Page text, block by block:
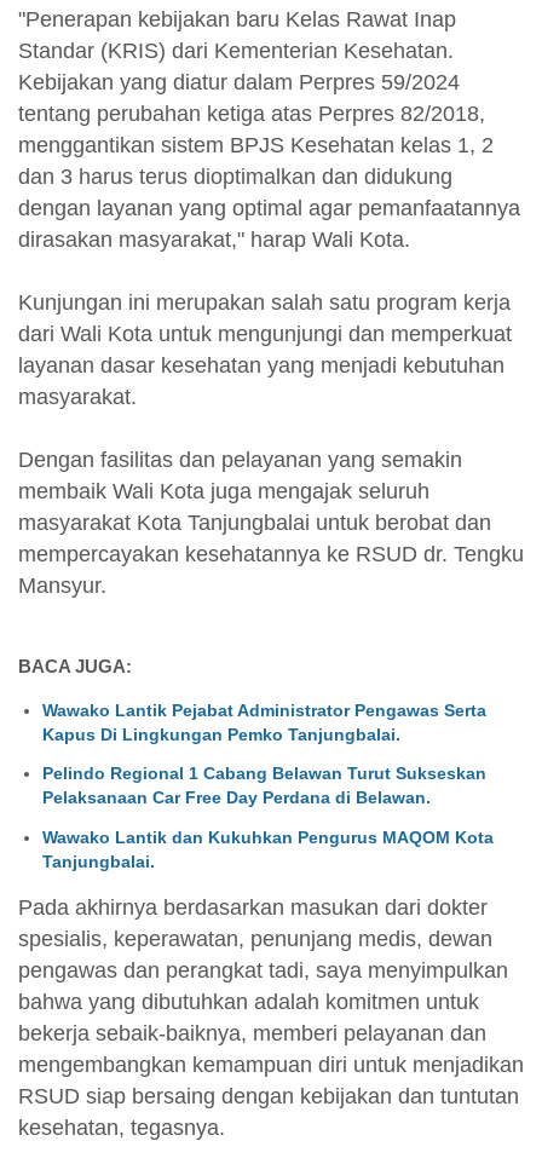
"Penerapan kebijakan baru Kelas Rawat Inap
Standar (KRIS) dari Kementerian Kesehatan.
Kebijakan yang diatur dalam Perpres 59/2024
tentang perubahan ketiga atas Perpres 82/2018,
menggantikan sistem BPJS Kesehatan kelas 1, 2
dan 3 harus terus dioptimalkan dan didukung
dengan layanan yang optimal agar pemanfaatannya
dirasakan masyarakat," harap Wali Kota.
Kunjungan ini merupakan salah satu program kerja
dari Wali Kota untuk mengunjungi dan memperkuat
layanan dasar kesehatan yang menjadi kebutuhan
masyarakat.
Dengan fasilitas dan pelayanan yang semakin
membaik Wali Kota juga mengajak seluruh
masyarakat Kota Tanjungbalai untuk berobat dan
mempercayakan kesehatannya ke RSUD dr. Tengku
Mansyur.
BACA JUGA:
Wawako Lantik Pejabat Administrator Pengawas Serta
Kapus Di Lingkungan Pemko Tanjungbalai.
Pelindo Regional 1 Cabang Belawan Turut Sukseskan
Pelaksanaan Car Free Day Perdana di Belawan.
Wawako Lantik dan Kukuhkan Pengurus MAQOM Kota
Tanjungbalai.
Pada akhirnya berdasarkan masukan dari dokter
spesialis, keperawatan, penunjang medis, dewan
pengawas dan perangkat tadi, saya menyimpulkan
bahwa yang dibutuhkan adalah komitmen untuk
bekerja sebaik-baiknya, memberi pelayanan dan
mengembangkan kemampuan diri untuk menjadikan
RSUD siap bersaing dengan kebijakan dan tuntutan
kesehatan, tegasnya.